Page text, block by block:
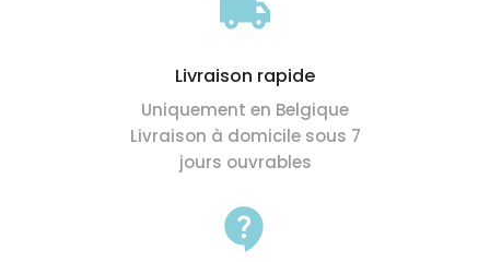
Livraison rapide
Uniquement en Belgique
Livraison à domicile sous 7
jours ouvrables